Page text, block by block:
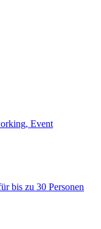
Event
bis zu 30 Personen